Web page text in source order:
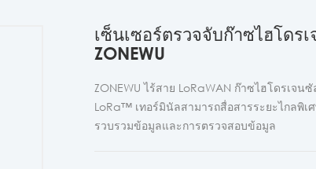
เซ็นเซอร์ตรวจจับก๊าซไฮโดร
ZONEWU
ZONEWU ไร้สาย LoRaWAN ก๊าซไฮโดรเจ
LoRa™ เทอร์มินัลสามารถสื่อสารระยะไกลพิเ
รวบรวมข้อมูลและการตรวจสอบข้อมูล